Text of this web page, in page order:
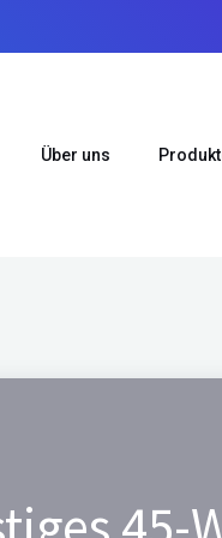
Über uns